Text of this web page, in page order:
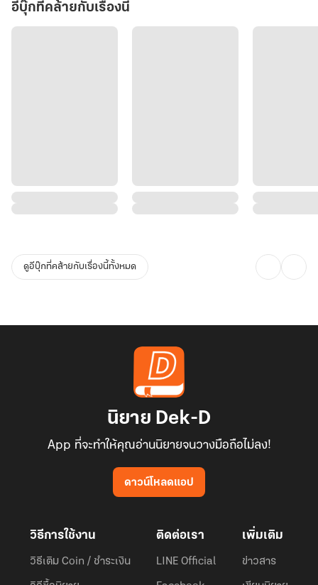
อีบุ๊กที่คล้ายกับเรื่องนี้
ดูอีบุ๊กที่คล้ายกับเรื่องนี้ทั้งหมด
นิยาย Dek-D
App ที่จะทำให้คุณอ่านนิยายจนวางมือถือไม่ลง!
ดาวน์โหลดแอป
วิธีการใช้งาน
วิธีเติม Coin / ชำระเงิน
ติดต่อเรา
LINE Official
เพิ่มเติม
ข่าวสาร